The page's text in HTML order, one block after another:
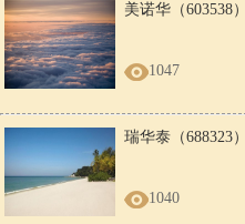
美诺华（603538
1047
瑞华泰（688323
1040